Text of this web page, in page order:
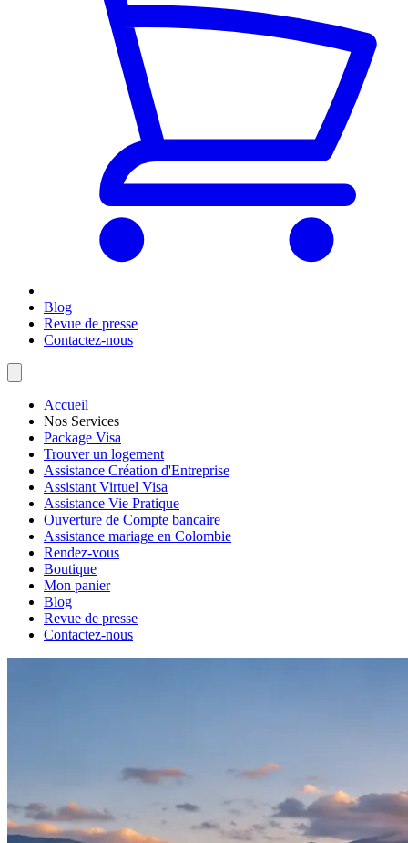
Blog
Revue de presse
Contactez-nous
Accueil
Nos Services
Package Visa
Trouver un logement
Assistance Création d'Entreprise
Assistant Virtuel Visa
Assistance Vie Pratique
Ouverture de Compte bancaire
Assistance mariage en Colombie
Rendez-vous
Boutique
Mon panier
Blog
Revue de presse
Contactez-nous